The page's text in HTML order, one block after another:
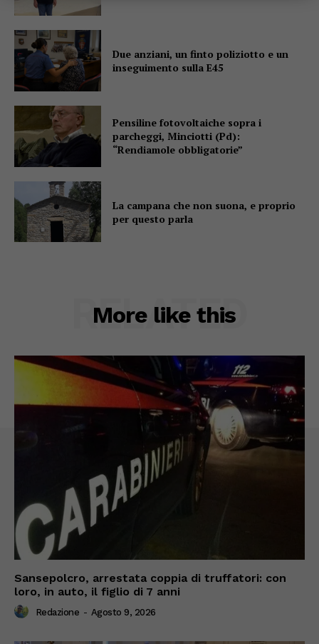
Due anziani, un finto poliziotto e un
inseguimento sulla E45
Pensiline fotovoltaiche sopra i
parcheggi, Minciotti (Pd):
“Rendiamole obbligatorie”
La campana che non suona, e proprio
per questo parla
More like this
RELATED
Sansepolcro, arrestata coppia di truffatori: con
loro, in auto, il figlio di 7 anni
Redazione - Agosto 9, 2026